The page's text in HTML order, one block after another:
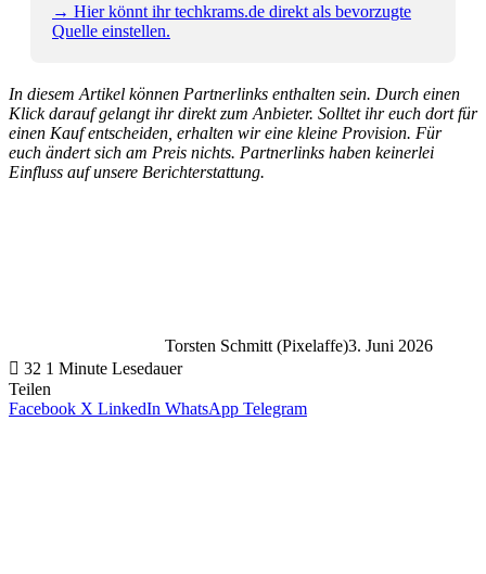
→ Hier könnt ihr techkrams.de direkt als bevorzugte
Quelle einstellen.
In diesem Artikel können Partnerlinks enthalten sein. Durch einen
Klick darauf gelangt ihr direkt zum Anbieter. Solltet ihr euch dort für
einen Kauf entscheiden, erhalten wir eine kleine Provision. Für
euch ändert sich am Preis nichts. Partnerlinks haben keinerlei
Einfluss auf unsere Berichterstattung.
Torsten Schmitt (Pixelaffe)3. Juni 2026
32 1 Minute Lesedauer
Teilen
Facebook X LinkedIn WhatsApp Telegram